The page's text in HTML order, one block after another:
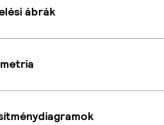
ábrák